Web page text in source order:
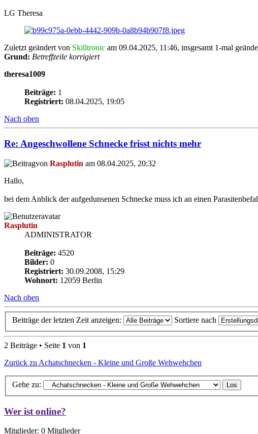
LG Theresa
Zuletzt geändert von Skilltronic am 09.04.2025, 11:46, insgesamt 1-mal
Grund: Betreffzeile korrigiert
theresa1009
Beiträge: 1
Registriert: 08.04.2025, 19:05
Nach oben
Re: Angeschwollene Schnecke frisst nichts mehr
von Rasplutin am 08.04.2025, 20:32
Hallo,
bei dem Anblick der aufgedunsenen Schnecke muss ich an einen
Rasplutin
ADMINISTRATOR
Beiträge: 4520
Bilder: 0
Registriert: 30.09.2008, 15:29
Wohnort: 12059 Berlin
Nach oben
Beiträge der letzten Zeit anzeigen: Sortiere nach
2 Beiträge • Seite 1 von 1
Zurück zu Achatschnecken - Kleine und Große Wehwehchen
Gehe zu:
Wer ist online?
Mitglieder: 0 Mitglieder